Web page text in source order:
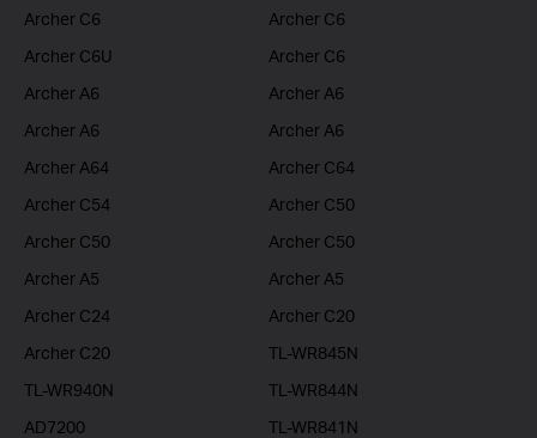
Archer C6
Archer C6
Archer C6U
Archer C6
Archer A6
Archer A6
Archer A6
Archer A6
Archer A64
Archer C64
Archer C54
Archer C50
Archer C50
Archer C50
Archer A5
Archer A5
Archer C24
Archer C20
Archer C20
TL-WR845N
TL-WR940N
TL-WR844N
AD7200
TL-WR841N